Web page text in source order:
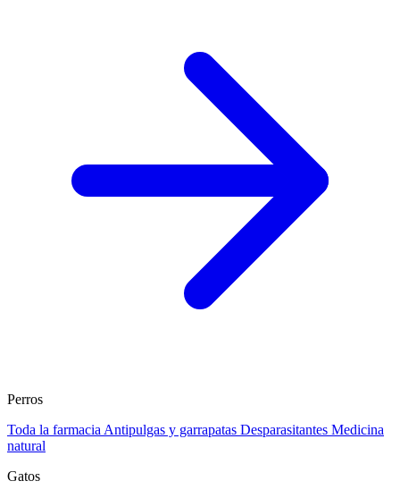
Perros
Toda la farmacia Antipulgas y garrapatas Desparasitantes Medicina
natural
Gatos